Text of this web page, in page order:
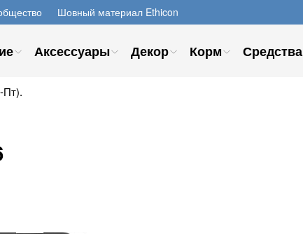
Шовный материал Ethicon
Аксессуары Декор Корм Средства
Пт).